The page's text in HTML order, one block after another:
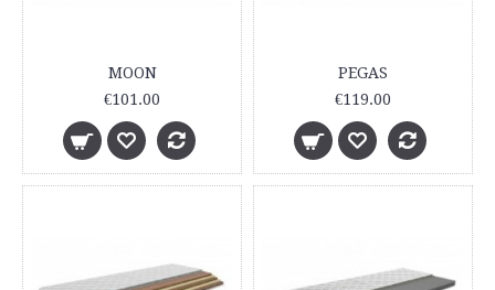
MOON
€101.00
PEGAS
€119.00